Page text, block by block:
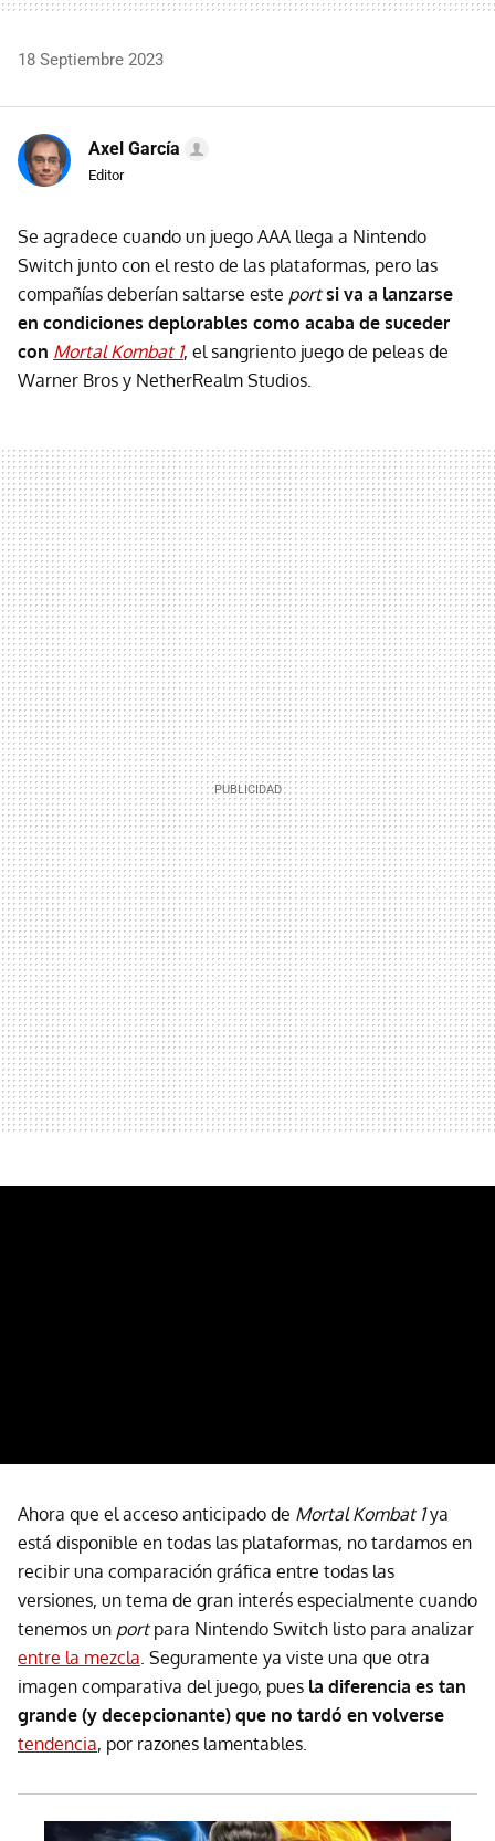
18 Septiembre 2023
Axel García
Editor
Se agradece cuando un juego AAA llega a Nintendo
Switch junto con el resto de las plataformas, pero las
compañías deberían saltarse este port si va a lanzarse
en condiciones deplorables como acaba de suceder
con Mortal Kombat 1, el sangriento juego de peleas de
Warner Bros y NetherRealm Studios.
Ahora que el acceso anticipado de Mortal Kombat 1ya
está disponible en todas las plataformas, no tardamos en
recibir una comparación gráfica entre todas las
versiones, un tema de gran interés especialmente cuando
tenemos un portpara Nintendo Switch listo para analizar
entre la mezcla. Seguramente ya viste una que otra
imagen comparativa del juego, pues la diferencia es tan
grande (y decepcionante) que no tardó en volverse
tendencia, por razones lamentables.